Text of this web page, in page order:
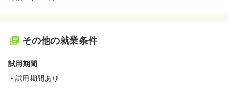
その他の就業条件
試用期間
試用期間あり